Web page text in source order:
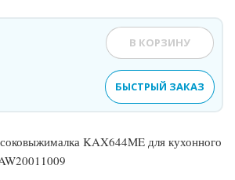
В КОРЗИНУ
БЫСТРЫЙ ЗАКАЗ
KAX644ME для кухонного